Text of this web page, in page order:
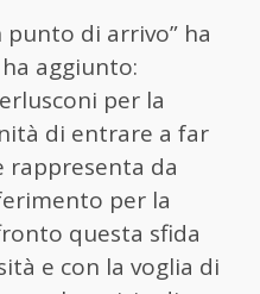
punto di arrivo” ha
aggiunto:
per la
di entrare a far
rappresenta da
per la
questa sfida
e con la voglia di